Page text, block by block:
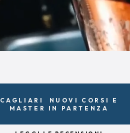
CAGLIARI NUOVI CORSI E
MASTER IN PARTENZA